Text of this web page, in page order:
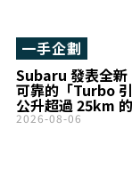
Subaru 發表全新
可靠的「Turbo
公升超過 25km
Stella 登場！
一手企劃
2026-08-06